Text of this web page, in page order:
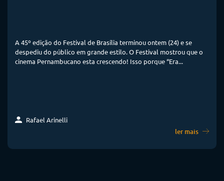
A 45º edição do Festival de Brasília terminou ontem (24) e se
despediu do público em grande estilo. O Festival mostrou que o
cinema Pernambucano esta crescendo! Isso porque “Era...
Rafael Arinelli
ler mais